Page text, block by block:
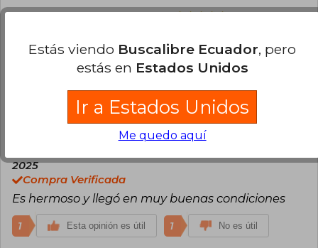
Valentina Contardo Puga
Compra Verificada
Muy bonita edicion, vale la.pena comprarlo para
Esta opinión es útil 0 No es útil
2025
Compra Verificada
Es hermoso y llegó en muy buenas condiciones
1 Esta opinión es útil 1 No es útil
Estás viendo Buscalibre Ecuador, pero
estás en Estados Unidos
Ir a Estados Unidos
Me quedo aquí